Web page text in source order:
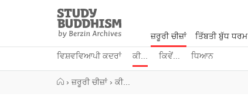
Study
Buddhism
Home
ਜ਼ਰੂਰੀ ਚੀਜ਼ਾਂ
ਵਿਸ਼ਵਵਿਆਪੀ ਕਦਰਾਂ ਕੀ... ਕਿਵੇਂ... ਧਿਆਨ
ਤਿੱਬਤੀ ਬੁੱਧ ਧਰਮ
› ਜ਼ਰੂਰੀ ਚੀਜ਼ਾਂ › ਕੀ...